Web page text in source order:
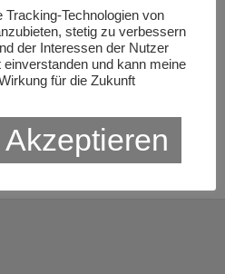
40×30 / 40x60cm – Abdeckung
/ Schneidebrett / Ablage
–
Produkt
Technologien von
stetig zu verbessern
der Interessen der Nutzer
und kann meine
für die Zukunft
Akzeptieren